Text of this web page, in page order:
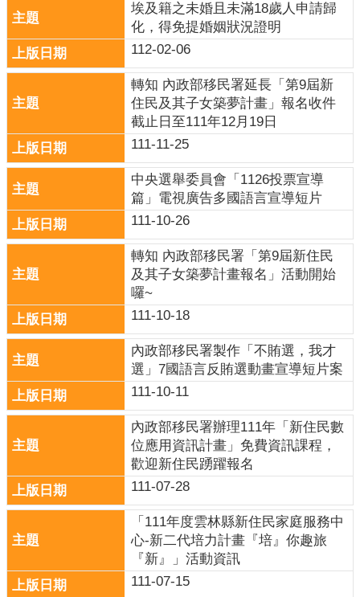
結
網
站
覽
檢
索
查
詢
相
關
結
雲
林
戶
政
入
口
資
訊
網
隱
私
權
保
護
埃及籍之未婚且未滿18歲人申請歸
化，得免提婚姻狀況證明
112-02-06
轉知 內政部移民署延長「第9屆新
住民及其子女築夢計畫」報名收件
截止日至111年12月19日
111-11-25
中央選舉委員會「1126投票宣導
篇」電視廣告多國語言宣導短片
111-10-26
轉知 內政部移民署「第9屆新住民
及其子女築夢計畫報名」活動開始
囉~
111-10-18
內政部移民署製作「不賄選，我才
選」7國語言反賄選動畫宣導短片案
111-10-11
內政部移民署辦理111年「新住民數
位應用資訊計畫」免費資訊課程，
歡迎新住民踴躍報名
111-07-28
「111年度雲林縣新住民家庭服務中
心-新二代培力計畫『培』你趣旅
『新』」活動資訊
111-07-15